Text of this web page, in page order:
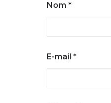
Nom *
E-mail *